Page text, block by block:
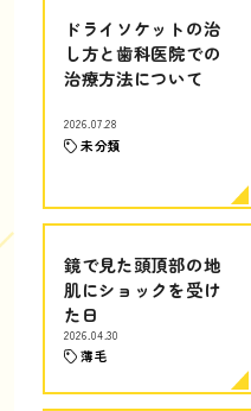
ドライソケットの治
し方と歯科医院での
治療方法について
2026.07.28
未分類
鏡で見た頭頂部の地
肌にショックを受け
た日
2026.04.30
薄毛